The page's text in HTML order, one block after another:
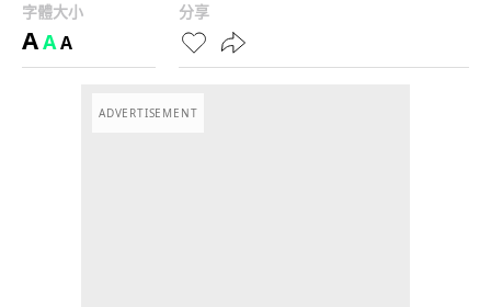
字體大小
AAA
分享
ADVERTISEMENT